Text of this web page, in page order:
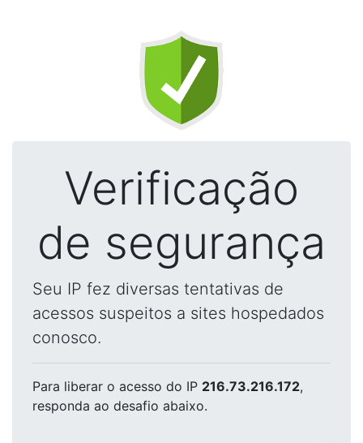
Verificação
de segurança
Seu IP fez diversas tentativas de
acessos suspeitos a sites hospedados
conosco.
Para liberar o acesso do IP 216.73.216.172,
responda ao desafio abaixo.